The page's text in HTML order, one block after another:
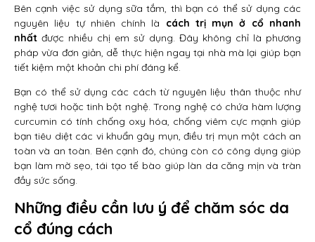
Bên cạnh việc sử dụng sữa tắm, thì bạn có thể sử dụng các
nguyên liệu tự nhiên chính là cách trị mụn ở cổ nhanh
nhấtđược nhiều chị em sử dụng. Đây không chỉ là phương
pháp vừa đơn giản, dễ thực hiện ngay tại nhà mà lại giúp bạn
tiết kiệm một khoản chi phí đáng kể.
Bạn có thể sử dụng các cách từ nguyên liệu thân thuộc như
nghệ tươi hoặc tinh bột nghệ. Trong nghệ có chứa hàm lượng
curcumin có tính chống oxy hóa, chống viêm cực mạnh giúp
bạn tiêu diệt các vi khuẩn gây mụn, điều trị mụn một cách an
toàn và an toàn. Bên cạnh đó, chúng còn có công dụng giúp
bạn làm mờ sẹo, tái tạo tế bào giúp làn da căng mịn và tràn
đầy sức sống.
Những điều cần lưu ý để chăm sóc da
cổ đúng cách